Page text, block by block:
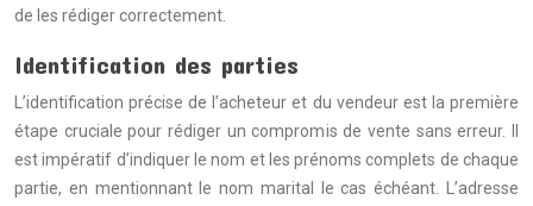
de les rédiger correctement.
Identification des parties
L’identification précise de l’acheteur et du vendeur est la première
étape cruciale pour rédiger un compromis de vente sans erreur. Il
est impératif d’indiquer le nom et les prénoms complets de chaque
partie, en mentionnant le nom marital le cas échéant. L’adresse